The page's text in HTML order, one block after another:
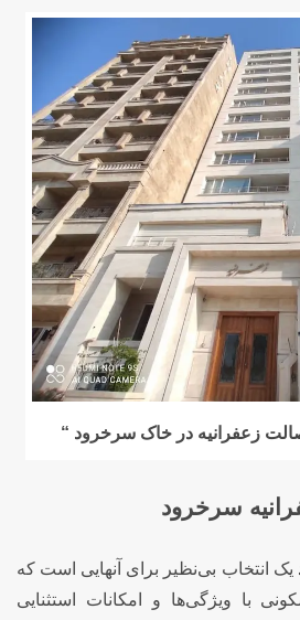
زعفرانیه در خاک سرخرود “
سرخرود
یک انتخاب بی‌نظیر برای آنهایی است که
با ویژگی‌ها و امکانات استثنایی